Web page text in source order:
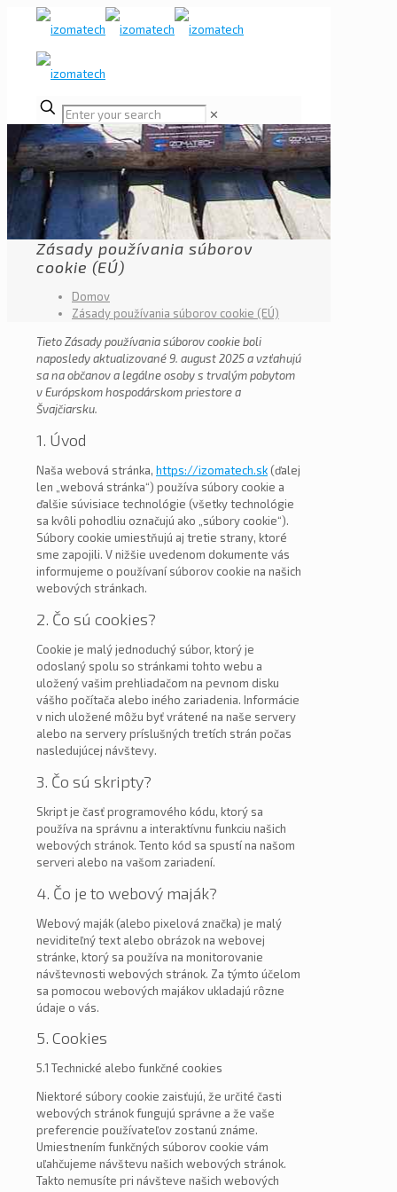
✕
Zásady používania súborov
cookie (EÚ)
Domov
Zásady používania súborov cookie (EÚ)
Tieto Zásady používania súborov cookie boli
naposledy aktualizované 9. august 2025 a vzťahujú
sa na občanov a legálne osoby s trvalým pobytom
v Európskom hospodárskom priestore a
Švajčiarsku.
1. Úvod
Naša webová stránka, https://izomatech.sk (ďalej
len „webová stránka“) používa súbory cookie a
ďalšie súvisiace technológie (všetky technológie
sa kvôli pohodliu označujú ako „súbory cookie“).
Súbory cookie umiestňujú aj tretie strany, ktoré
sme zapojili. V nižšie uvedenom dokumente vás
informujeme o používaní súborov cookie na našich
webových stránkach.
2. Čo sú cookies?
Cookie je malý jednoduchý súbor, ktorý je
odoslaný spolu so stránkami tohto webu a
uložený vašim prehliadačom na pevnom disku
vášho počítača alebo iného zariadenia. Informácie
v nich uložené môžu byť vrátené na naše servery
alebo na servery príslušných tretích strán počas
nasledujúcej návštevy.
3. Čo sú skripty?
Skript je časť programového kódu, ktorý sa
používa na správnu a interaktívnu funkciu našich
webových stránok. Tento kód sa spustí na našom
serveri alebo na vašom zariadení.
4. Čo je to webový maják?
Webový maják (alebo pixelová značka) je malý
neviditeľný text alebo obrázok na webovej
stránke, ktorý sa používa na monitorovanie
návštevnosti webových stránok. Za týmto účelom
sa pomocou webových majákov ukladajú rôzne
údaje o vás.
5. Cookies
5.1 Technické alebo funkčné cookies
Niektoré súbory cookie zaisťujú, že určité časti
webových stránok fungujú správne a že vaše
preferencie používateľov zostanú známe.
Umiestnením funkčných súborov cookie vám
uľahčujeme návštevu našich webových stránok.
Takto nemusíte pri návšteve našich webových